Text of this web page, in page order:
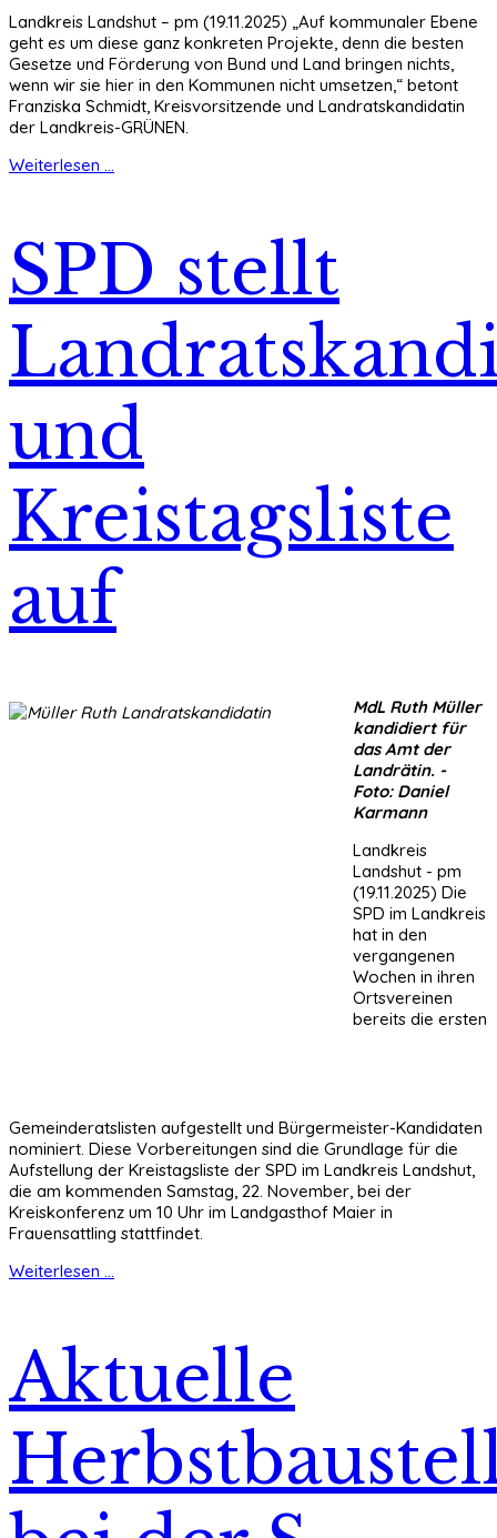
Landkreis Landshut – pm (19.11.2025) „Auf kommunaler Ebene
geht es um diese ganz konkreten Projekte, denn die besten
Gesetze und Förderung von Bund und Land bringen nichts,
wenn wir sie hier in den Kommunen nicht umsetzen,“ betont
Franziska Schmidt, Kreisvorsitzende und Landratskandidatin
der Landkreis-GRÜNEN.
Weiterlesen ...
SPD stellt
und
Kreistagsliste
auf
MdL Ruth Müller
kandidiert für
das Amt der
Landrätin. -
Foto: Daniel
Karmann
Landkreis
Landshut - pm
(19.11.2025) Die
SPD im Landkreis
hat in den
vergangenen
Wochen in ihren
Ortsvereinen
bereits die ersten
Gemeinderatslisten aufgestellt und Bürgermeister-Kandidaten
nominiert. Diese Vorbereitungen sind die Grundlage für die
Aufstellung der Kreistagsliste der SPD im Landkreis Landshut,
die am kommenden Samstag, 22. November, bei der
Kreiskonferenz um 10 Uhr im Landgasthof Maier in
Frauensattling stattfindet.
Weiterlesen ...
Aktuelle